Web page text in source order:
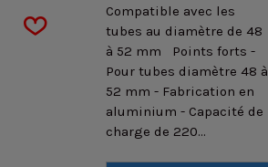
Compatible avec les
tubes au diamètre de 48
à 52 mm Points forts -
Pour tubes diamètre 48 à
52 mm - Fabrication en
aluminium - Capacité de
charge de 220...